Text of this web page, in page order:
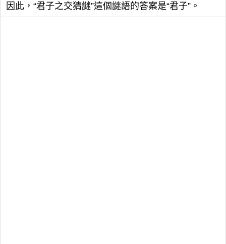
因此，“君子之交猜謎”這個謎語的答案是“君子”。